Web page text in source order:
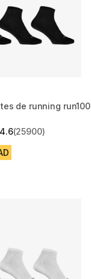
de running run100
4.6
5 stars from 25900
(25900)